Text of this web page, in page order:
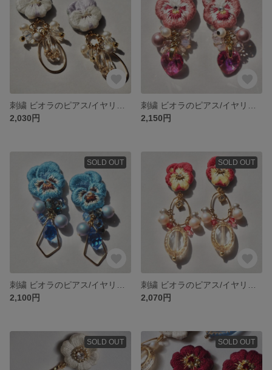
2,030円
2,150円
SOLD OUT
2,100円
SOLD OUT
2,070円
SOLD OUT SOLD OUT